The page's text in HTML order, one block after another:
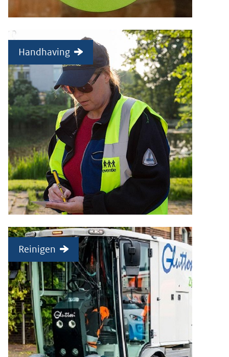
Handhaving
Reinigen